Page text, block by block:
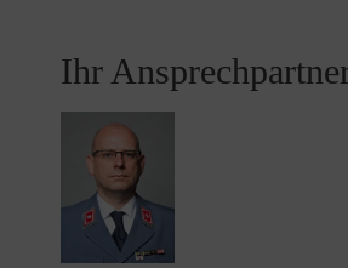
Ihr